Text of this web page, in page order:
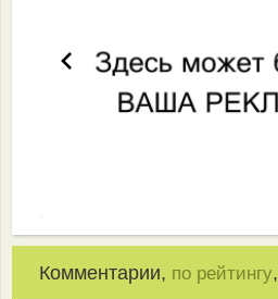
Комментарии, по рейтингу,